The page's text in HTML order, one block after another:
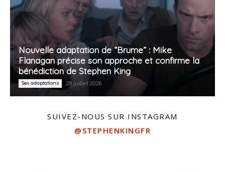
Nouvelle adaptation de “Brume” : Mike
Flanagan précise son approche et confirme la
bénédiction de Stephen King
Ses adaptations 28 juillet 2026
SUIVEZ-NOUS SUR INSTAGRAM
@STEPHENKINGFR